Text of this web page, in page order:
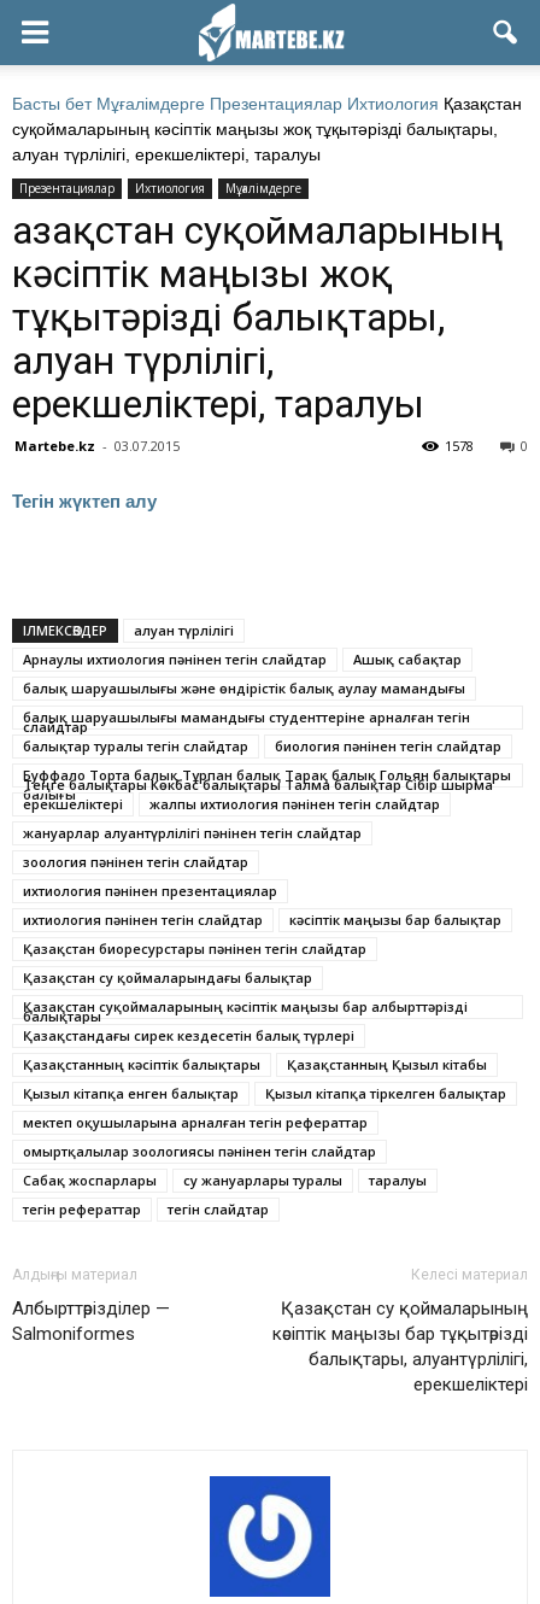
Басты бет Мұғалімдерге Презентациялар Ихтиология Қазақстан
суқоймаларының кәсіптік маңызы жоқ тұқытәрізді балықтары,
алуан түрлілігі, ерекшеліктері, таралуы
Презентациялар Ихтиология Мұғалімдерге
Қазақстан суқоймаларының
кәсіптік маңызы жоқ
тұқытәрізді балықтары,
алуан түрлілігі,
ерекшеліктері, таралуы
Martebe.kz - 03.07.2015 0
1578
Тегін жүктеп алу
ІЛМЕКСӨЗДЕР
алуан түрлілігі
Арнаулы ихтиология пәнінен тегін слайдтар
Ашық сабақтар
балық шаруашылығы және өндірістік балық аулау мамандығы
балық шаруашылығы мамандығы студенттеріне арналған тегін
слайдтар
балықтар туралы тегін слайдтар
биология пәнінен тегін слайдтар
Буффало Торта балық Тұрпан балық Тарақ балық Гольян балықтары
Теңге балықтары Көкбас балықтары Талма балықтар Сібір шырма
балығы
ерекшеліктері
жалпы ихтиология пәнінен тегін слайдтар
жануарлар алуантүрлілігі пәнінен тегін слайдтар
зоология пәнінен тегін слайдтар
ихтиология пәнінен презентациялар
ихтиология пәнінен тегін слайдтар
кәсіптік маңызы бар балықтар
Қазақстан биоресурстары пәнінен тегін слайдтар
Қазақстан су қоймаларындағы балықтар
Қазақстан суқоймаларының кәсіптік маңызы бар албырттәрізді
балықтары
Қазақстандағы сирек кездесетін балық түрлері
Қазақстанның кәсіптік балықтары
Қазақстанның Қызыл кітабы
Қызыл кітапқа енген балықтар
Қызыл кітапқа тіркелген балықтар
мектеп оқушыларына арналған тегін рефераттар
омыртқалылар зоологиясы пәнінен тегін слайдтар
Сабақ жоспарлары
су жануарлары туралы
таралуы
тегін рефераттар
тегін слайдтар
Алдыңғы материал
Албырттәрізділер —
Salmoniformes
Келесі материал
Қазақстан су қоймаларының
кәсіптік маңызы бар тұқытәрізді
балықтары, алуантүрлілігі,
ерекшеліктері